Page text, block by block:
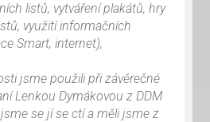
listů, vytváření plakátů, hry
využití informačních
Smart, internet),
jsme použili při závěrečné
Lenkou Dymákovou z DDM
se jí se ctí a měli jsme z